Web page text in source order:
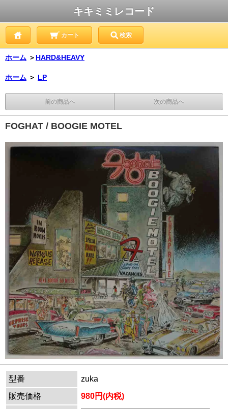
キキミミレコード
カート 検索
ホーム ＞ HARD&HEAVY
ホーム ＞ LP
前の商品へ 次の商品へ
FOGHAT / BOOGIE MOTEL
型番
zuka
販売価格
980円(内税)